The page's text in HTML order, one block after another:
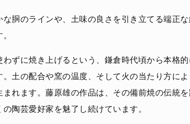
胴のラインや、土味の良さを引き立てる端正
ずに焼き上げるという、鎌倉時代頃から本格
。土の配合や窯の温度、そして火の当たり方に
まれます。藤原雄の作品は、その備前焼の伝統
陶芸愛好家を魅了し続けています。